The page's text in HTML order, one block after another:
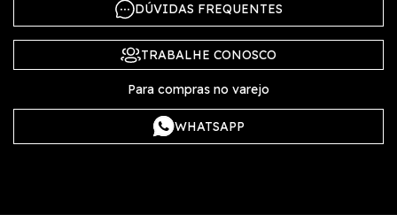
DÚVIDAS FREQUENTES
TRABALHE CONOSCO
Para compras no varejo
WHATSAPP